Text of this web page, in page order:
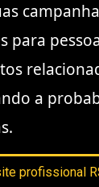
para
a
profissional